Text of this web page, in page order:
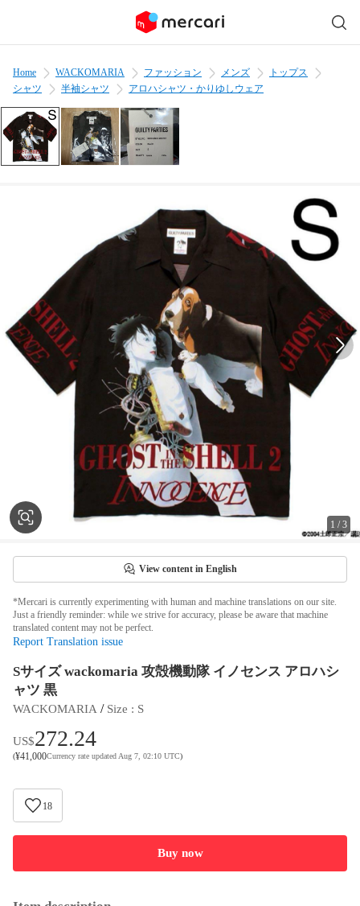
Home WACKOMARIA ファッション メンズ
トップス
シャツ
半袖シャツ アロハシャツ・かりゆしウェア
1 /3
View content in English
*Mercari is currently experimenting with human and machine translations on our site.
Just a friendly reminder: while we strive for accuracy, please be aware that machine
translated content may not be perfect.
Report Translation issue
Sサイズ wackomaria 攻殻機動隊 イノセンス アロハシ
ャツ 黒
WACKOMARIA / Size : S
US$272.24
(¥41,000Currency rate updated Aug 7, 02:10 UTC)
18
Buy now